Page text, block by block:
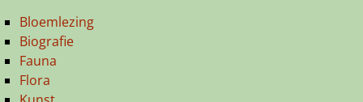
Bloemlezing
Biografie
Fauna
Flora